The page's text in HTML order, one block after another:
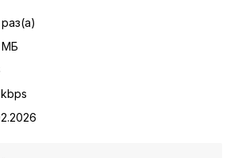
МБ